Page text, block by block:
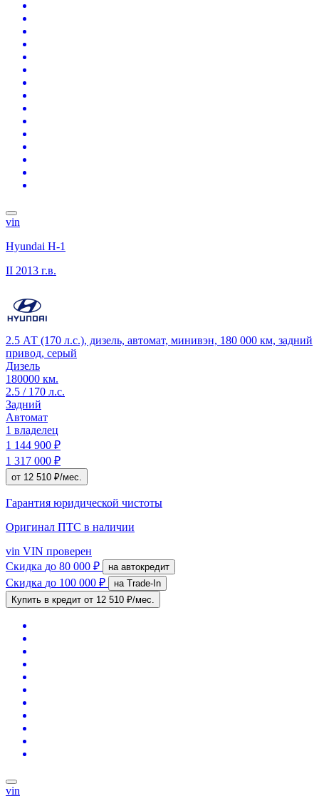
vin
Hyundai H-1
II 2013 г.в.
2.5 АТ (170 л.с.), дизель, автомат, минивэн, 180 000 км, задний
привод, серый
Дизель
180000 км.
2.5 / 170 л.с.
Задний
Автомат
1 владелец
1 144 900 ₽
1 317 000 ₽
от 12 510 ₽/мес.
Гарантия юридической чистоты
Оригинал ПТС в наличии
vin VIN проверен
Скидка до 80 000 ₽ на автокредит
Скидка до 100 000 ₽
на Trade-In
Купить в кредит от 12 510 ₽/мес.
vin